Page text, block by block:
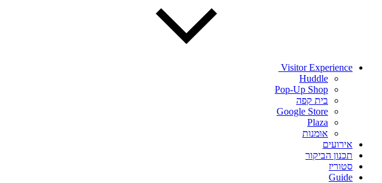
Visitor Experience
Huddle
Pop-Up Shop
בית קפה
Google Store
Plaza
אומנות
אירועים
תכנון הביקור
סטוריז
Guide